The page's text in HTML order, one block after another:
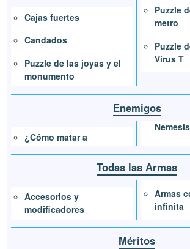
Cajas fuertes
Candados
Puzzle de las joyas y el
monumento
Puzzle
metro
Puzzle
Virus T
Enemigos
¿Cómo matar a
Todas las Armas
Accesorios y
modificadores
Armas
infinita
Méritos